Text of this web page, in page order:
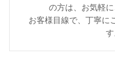
の方は、お気軽に
お客様目線で、丁寧に
す